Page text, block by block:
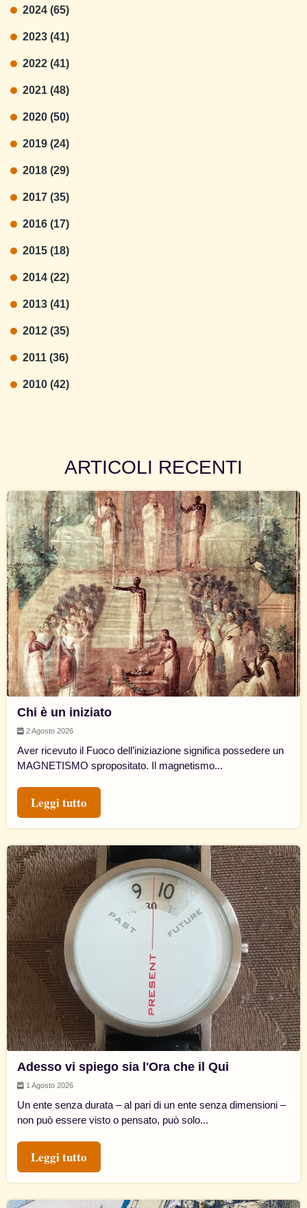
2024 (65)
2023 (41)
2022 (41)
2021 (48)
2020 (50)
2019 (24)
2018 (29)
2017 (35)
2016 (17)
2015 (18)
2014 (22)
2013 (41)
2012 (35)
2011 (36)
2010 (42)
ARTICOLI RECENTI
Chi è un iniziato
2 Agosto 2026
Aver ricevuto il Fuoco dell’iniziazione significa possedere un
MAGNETISMO spropositato. Il magnetismo...
Leggi tutto
Adesso vi spiego sia l'Ora che il Qui
1 Agosto 2026
Un ente senza durata – al pari di un ente senza dimensioni –
non può essere visto o pensato, può solo...
Leggi tutto